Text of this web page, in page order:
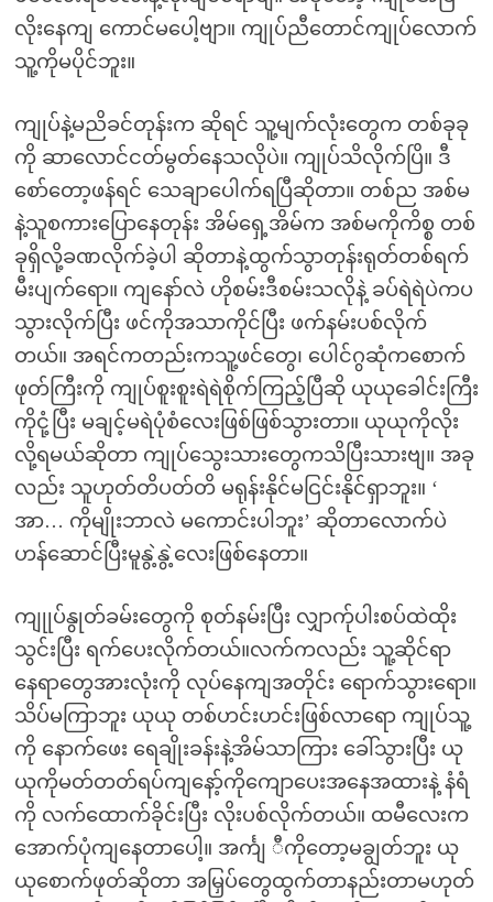
လိုးနေကျ ကောင်မပေါ့ဗျာ။ ကျုပ်ညီတောင်ကျုပ်လောက်
သူ့ကိုမပိုင်ဘူး။
ကျုပ်နဲ့မညိခင်တုန်းက ဆိုရင် သူ့မျက်လုံးတွေက တစ်ခုခု
ကို ဆာလောင်ငတ်မွတ်နေသလိုပဲ။ ကျုပ်သိလိုက်ပြိ။ ဒီ
စော်တော့ဖန်ရင် သေချာပေါက်ရပြီဆိုတာ။ တစ်ည အစ်မ
နဲ့သူစကားပြောနေတုန်း အိမ်ရှေ့အိမ်က အစ်မကိုကိစ္စ တစ်
ခုရှိလို့ခဏလိုက်ခဲ့ပါ ဆိုတာနဲ့ထွက်သွာတုန်းရုတ်တစ်ရက်
မီးပျက်ရော။ ကျနော်လဲ ဟိုစမ်းဒီစမ်းသလိုနဲ့ ခပ်ရဲရဲပဲကပ
သွားလိုက်ပြီး ဖင်ကိုအသာကိုင်ပြီး ဖက်နမ်းပစ်လိုက်
တယ်။ အရင်ကတည်းကသူ့ဖင်တွေ၊ ပေါင်ဂွဆုံကစောက်
ဖုတ်ကြီးကို ကျုပ်စူးစူးရဲရဲစိုက်ကြည့်ပြီဆို ယုယုခေါင်းကြီး
ကိုငုံ့ပြီး မချင့်မရဲပုံစံလေးဖြစ်ဖြစ်သွားတာ။ ယုယုကိုလိုး
လို့ရမယ်ဆိုတာ ကျုပ်သွေးသားတွေကသိပြီးသားဗျ။ အခု
လည်း သူဟုတ်တိပတ်တိ မရုန်းနိုင်မငြင်းနိုင်ရှာဘူး။ ‘
အာ… ကိုမျိုးဘာလဲ မကောင်းပါဘူး’ ဆိုတာလောက်ပဲ
ဟန်ဆောင်ပြီးမူနွဲ့နွဲ့လေးဖြစ်နေတာ။
ကျုုပ်နွုတ်ခမ်းတွေကို စုတ်နမ်းပြီး လျှာက်ုပါးစပ်ထဲထိုး
သွင်းပြီး ရက်ပေးလိုက်တယ်။လက်ကလည်း သူ့ဆိုင်ရာ
နေရာတွေအားလုံးကို လုပ်နေကျအတိုင်း ရောက်သွားရော။
သိပ်မကြာဘူး ယုယု တစ်ဟင်းဟင်းဖြစ်လာရော ကျုပ်သူ့
ကို နောက်ဖေး ရေချိုးခန်းနဲ့အိမ်သာကြား ခေါ်သွားပြီး ယု
ယုကိုမတ်တတ်ရပ်ကျနော့်ကိုကျောပေးအနေအထားနဲ့ နံရံ
ကို လက်ထောက်ခိုင်းပြီး လိုးပစ်လိုက်တယ်။ ထမီလေးက
အောက်ပုံကျနေတာပေါ့။ အင်္ကျ ီကိုတော့မချွတ်ဘူး ယု
ယုစောက်ဖုတ်ဆိုတာ အမြှပ်တွေထွက်တာနည်းတာမဟုတ်